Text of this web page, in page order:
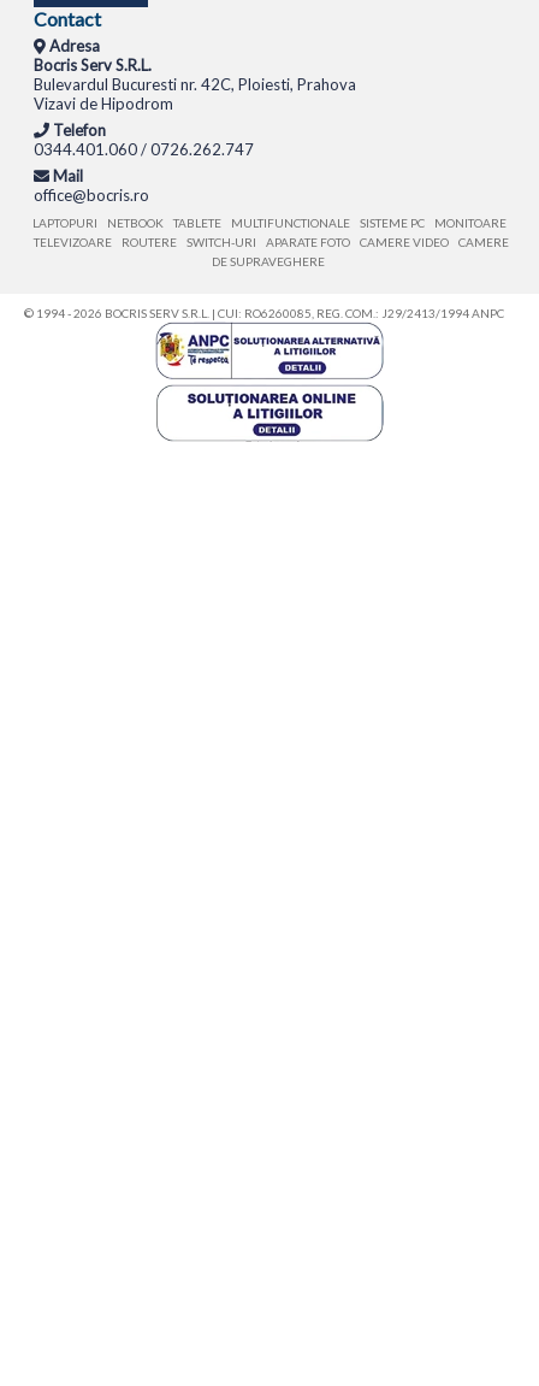
Contact
Adresa
Bocris Serv S.R.L.
Bulevardul Bucuresti nr. 42C, Ploiesti, Prahova
Vizavi de Hipodrom
Telefon
0344.401.060 / 0726.262.747
Mail
office@bocris.ro
LAPTOPURI NETBOOK TABLETE MULTIFUNCTIONALE SISTEME PC
MONITOARE
TELEVIZOARE
ROUTERE SWITCH-URI APARATE FOTO CAMERE VIDEO
CAMERE
DE SUPRAVEGHERE
© 1994 - 2026 BOCRIS SERV S.R.L. | CUI: RO6260085, REG. COM.: J29/2413/1994ANPC